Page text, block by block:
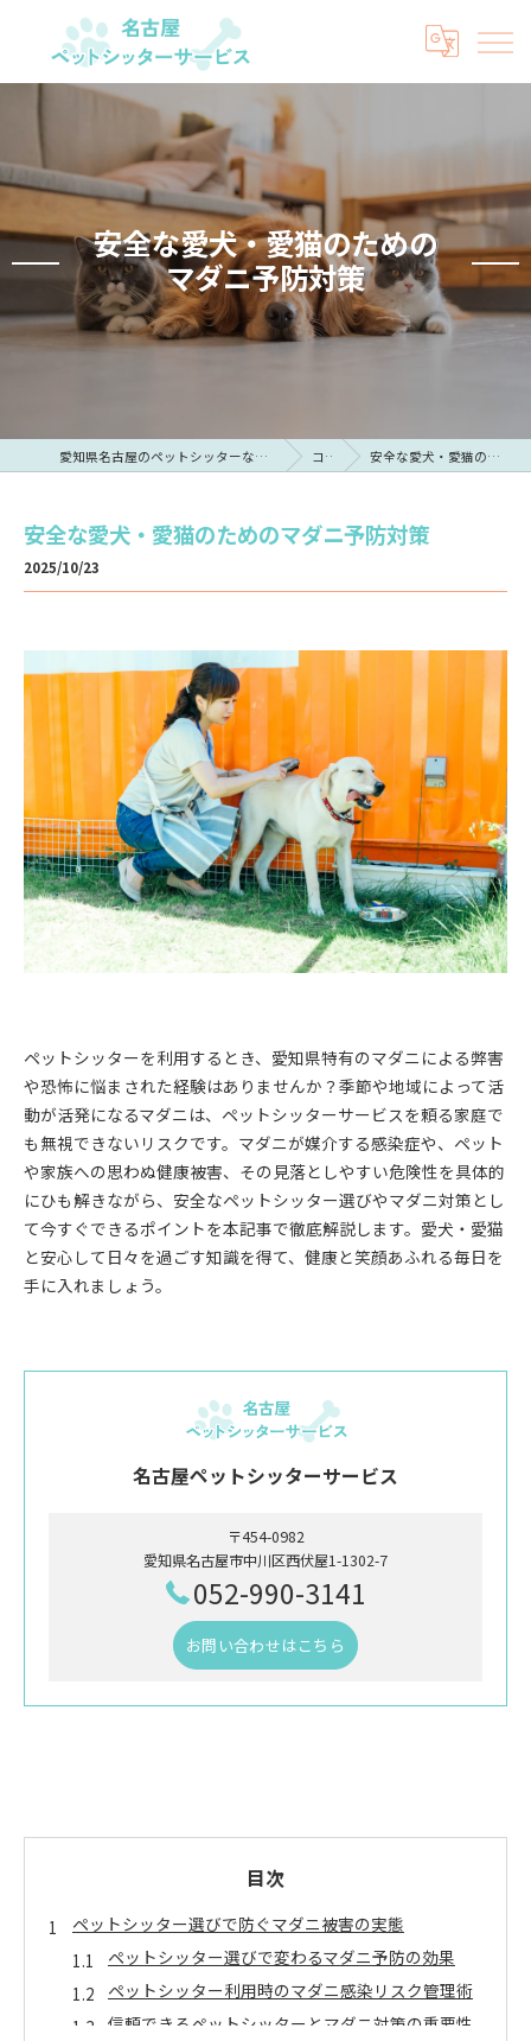
安全な愛犬・愛猫のための
マダニ予防対策
愛知県名古屋のペットシッターなら名古屋ペットシッターサービス コラム 安全な愛犬・愛猫のためのマダニ予防対策
安全な愛犬・愛猫のためのマダニ予防対策
2025/10/23
ペットシッターを利用するとき、愛知県特有のマダニによる弊害
や恐怖に悩まされた経験はありませんか？季節や地域によって活
動が活発になるマダニは、ペットシッターサービスを頼る家庭で
も無視できないリスクです。マダニが媒介する感染症や、ペット
や家族への思わぬ健康被害、その見落としやすい危険性を具体的
にひも解きながら、安全なペットシッター選びやマダニ対策とし
て今すぐできるポイントを本記事で徹底解説します。愛犬・愛猫
と安心して日々を過ごす知識を得て、健康と笑顔あふれる毎日を
手に入れましょう。
名古屋ペットシッターサービス
〒454-0982
愛知県名古屋市中川区西伏屋1-1302-7
052-990-3141
お問い合わせはこちら
目次
ペットシッター選びで防ぐマダニ被害の実態
ペットシッター選びで変わるマダニ予防の効果
ペットシッター利用時のマダニ感染リスク管理術
信頼できるペットシッターとマダニ対策の重要性